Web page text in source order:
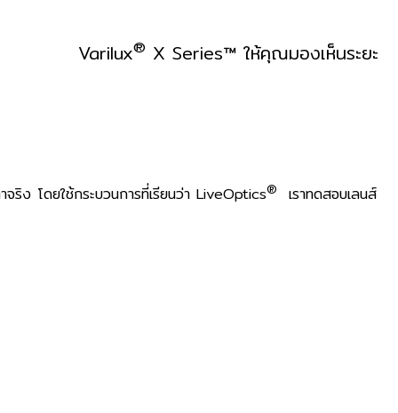
Varilux® X Series™ ให้คุณมองเห็นระยะ
ง โดยใช้กระบวนการที่เรียนว่า LiveOptics® เราทดสอบเลนส์